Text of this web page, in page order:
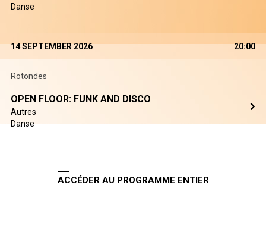
Danse
14 SEPTEMBER 2026 20:00
Rotondes
OPEN FLOOR: FUNK AND DISCO
Autres
Danse
ACCÉDER AU PROGRAMME ENTIER